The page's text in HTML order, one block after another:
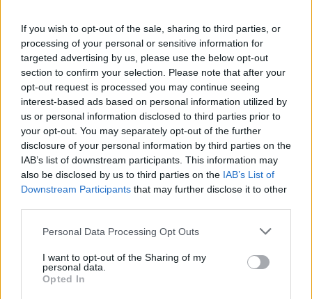
If you wish to opt-out of the sale, sharing to third parties, or
processing of your personal or sensitive information for
targeted advertising by us, please use the below opt-out
section to confirm your selection. Please note that after your
opt-out request is processed you may continue seeing
interest-based ads based on personal information utilized by
us or personal information disclosed to third parties prior to
your opt-out. You may separately opt-out of the further
disclosure of your personal information by third parties on the
IAB’s list of downstream participants. This information may
also be disclosed by us to third parties on the IAB’s List of
Downstream Participants that may further disclose it to other
Personal Data Processing Opt Outs
I want to opt-out of the Sharing of my
personal data.
Opted In
Pracovní nabídky
07.08.2026 -Bosch Powertrain s.r.o. Jihlava • linkový střídač • mzda
48.400 Kč • příspěvek na ubytování (Jihlava, okres Jihlava)
07.08.2026 -
Bosch Powertrain s.r.o. Jihlava • obsluha CNC strojů •
48.400 Kč • náborový bonus 50.000 Kč • příspěvek na ubytování
okres Jihlava)
06.08.2026 -Bosch Powertrain s.r.o. Jihlava • CNC operátor• mzda
Kč • náborový bonus 50.000 Kč • příspěvek na ubytování (Jihlava,
Jihlava)
06.08.2026 -Bosch Powertrain s.r.o. • montážní dělník • mzda 44.700
týdenní zálohy na mzdu 2.000 Kč (Jihlava, okres Jihlava)
06.08.2026 -Bosch Powertrain s.r.o. Jihlava • práce ve skladu • mzda
Vybrané články